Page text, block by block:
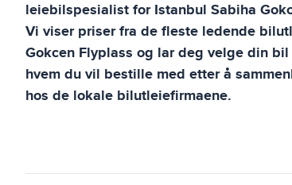
leiebilspesialist forIstanbul Sabiha
Vi viser priser fra de fleste ledende
Gokcen Flyplass og lar deg velge din
hvem du vil bestille med etter å
hos de lokale bilutleiefirmaene.